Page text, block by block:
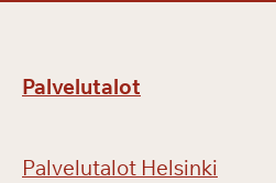
Palvelutalot
Palvelutalot Helsinki